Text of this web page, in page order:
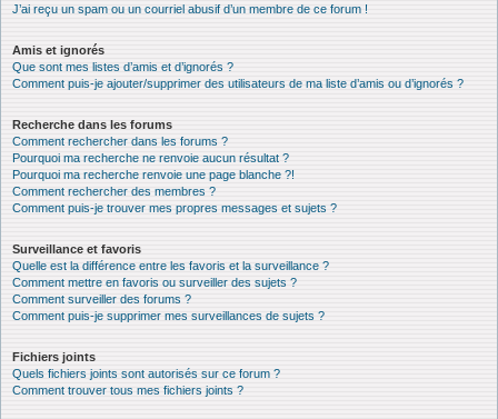
J’ai reçu un spam ou un courriel abusif d’un membre de ce forum !
Amis et ignorés
Que sont mes listes d’amis et d’ignorés ?
Comment puis-je ajouter/supprimer des utilisateurs de ma liste d’amis ou d’ignorés ?
Recherche dans les forums
Comment rechercher dans les forums ?
Pourquoi ma recherche ne renvoie aucun résultat ?
Pourquoi ma recherche renvoie une page blanche ?!
Comment rechercher des membres ?
Comment puis-je trouver mes propres messages et sujets ?
Surveillance et favoris
Quelle est la différence entre les favoris et la surveillance ?
Comment mettre en favoris ou surveiller des sujets ?
Comment surveiller des forums ?
Comment puis-je supprimer mes surveillances de sujets ?
Fichiers joints
Quels fichiers joints sont autorisés sur ce forum ?
Comment trouver tous mes fichiers joints ?